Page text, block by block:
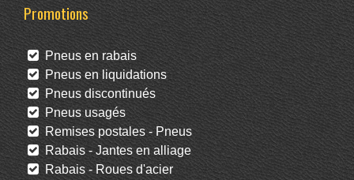
Promotions
Pneus en rabais
Pneus en liquidations
Pneus discontinués
Pneus usagés
Remises postales - Pneus
Rabais - Jantes en alliage
Rabais - Roues d'acier